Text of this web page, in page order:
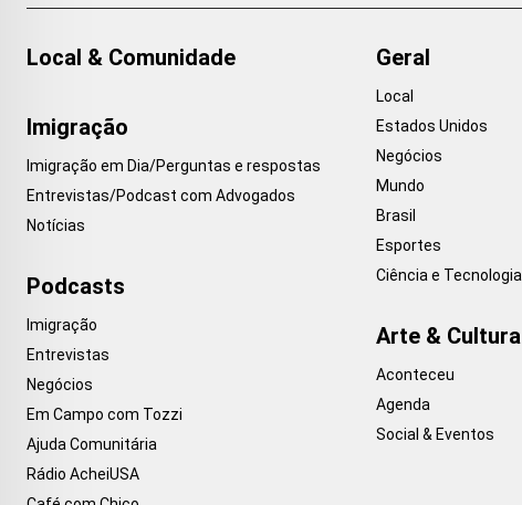
Local & Comunidade
Imigração
Imigração em Dia/Perguntas e respostas
Entrevistas/Podcast com Advogados
Notícias
Podcasts
Imigração
Entrevistas
Negócios
Em Campo com Tozzi
Ajuda Comunitária
Rádio AcheiUSA
Geral
Local
Estados Unidos
Negócios
Mundo
Brasil
Esportes
Ciência e Tecnologia
Arte & Cultura
Aconteceu
Agenda
Social & Eventos